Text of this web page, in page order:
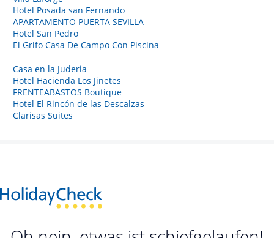
Hotel Posada san Fernando
APARTAMENTO PUERTA SEVILLA
Hotel San Pedro
El Grifo Casa De Campo Con Piscina
Casa en la Juderia
Hotel Hacienda Los Jinetes
FRENTEABASTOS Boutique
Hotel El Rincón de las Descalzas
Clarisas Suites